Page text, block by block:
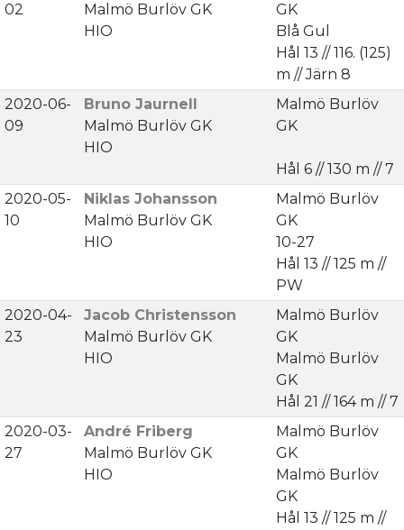
02
Malmö Burlöv GK
HIO
GK
Blå Gul
Hål 13 // 116. (125)
m // Järn 8
2020-06-
09
Bruno Jaurnell
Malmö Burlöv GK
HIO
Malmö Burlöv
GK
Hål 6 // 130 m // 7
2020-05-
10
Niklas Johansson
Malmö Burlöv GK
HIO
Malmö Burlöv
GK
10-27
Hål 13 // 125 m //
PW
2020-04-
23
Jacob Christensson
Malmö Burlöv GK
HIO
Malmö Burlöv
GK
Malmö Burlöv
GK
Hål 21 // 164 m // 7
2020-03-
27
André Friberg
Malmö Burlöv GK
HIO
Malmö Burlöv
GK
Malmö Burlöv
GK
Hål 13 // 125 m //